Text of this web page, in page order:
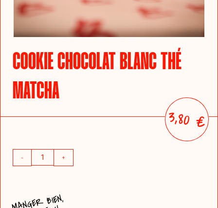
COOKIE CHOCOLAT BLANC THÉ
MATCHA
3,80€
- +
MANGER BIEN,